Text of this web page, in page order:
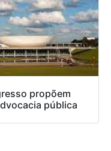
propõem
pública